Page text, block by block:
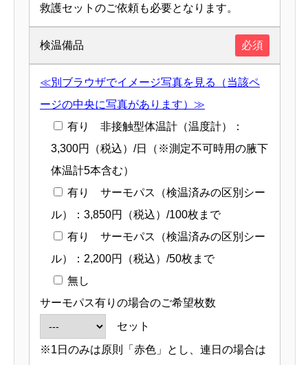
救護セットのご依頼も必要となります。
検温備品 必須
≪別ブラウザでイメージ写真を見る（当該ペ
ージの中央に写真があります）≫
有り 非接触型体温計（温度計）：
3,300円（税込）/日（※測定不可時用の腋下
体温計5本含む）
有り サーモパス（検温済みの区別シー
ル）：3,850円（税込）/100枚まで
有り サーモパス（検温済みの区別シー
ル）：2,200円（税込）/50枚まで
無し
サーモパス有りの場合のご希望枚数
セット
※1日のみは原則「赤色」とし、連日の場合は